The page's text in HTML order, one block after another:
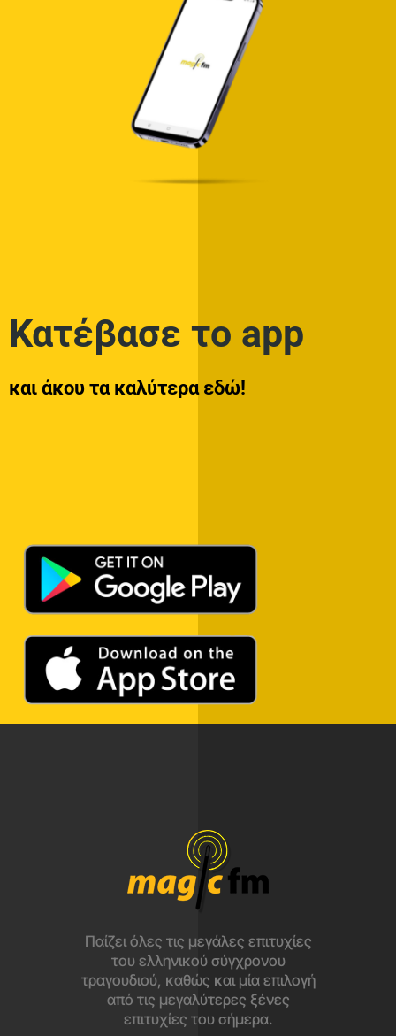
Κατέβασε το app
και άκου τα καλύτερα εδώ!
Παίζει όλες τις μεγάλες επιτυχίες
του ελληνικού σύγχρονου
τραγουδιού, καθώς και μία επιλογή
από τις μεγαλύτερες ξένες
επιτυχίες του σήμερα.